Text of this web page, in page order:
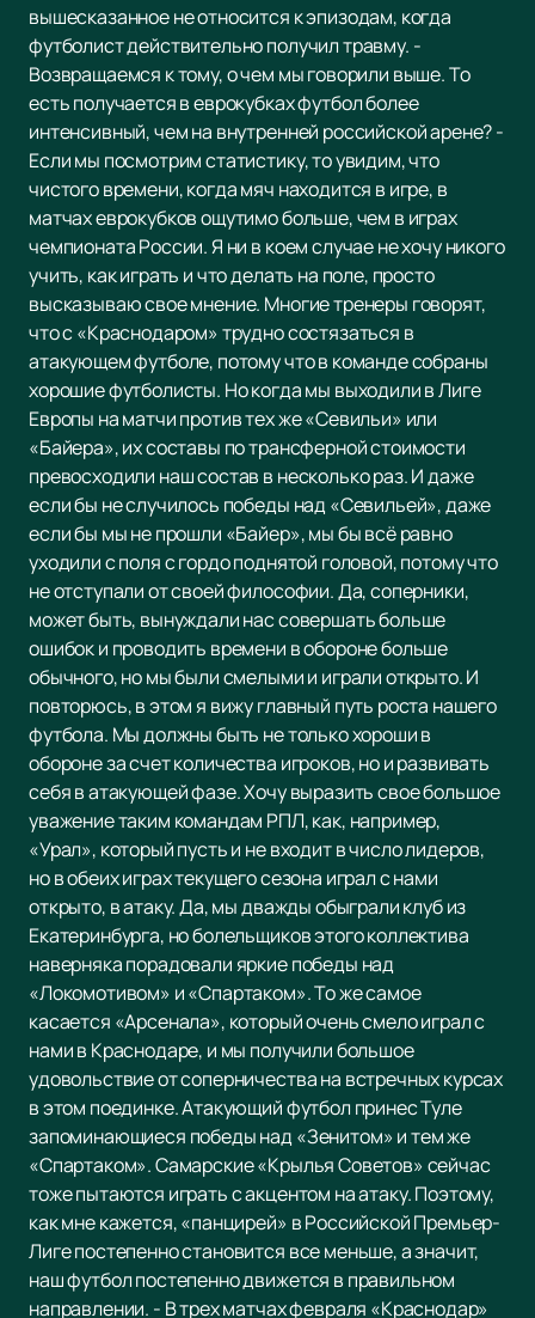
вышесказанное не относится к эпизодам, когда
футболист действительно получил травму. -
Возвращаемся к тому, о чем мы говорили выше. То
есть получается в еврокубках футбол более
интенсивный, чем на внутренней российской арене? -
Если мы посмотрим статистику, то увидим, что
чистого времени, когда мяч находится в игре, в
матчах еврокубков ощутимо больше, чем в играх
чемпионата России. Я ни в коем случае не хочу никого
учить, как играть и что делать на поле, просто
высказываю свое мнение. Многие тренеры говорят,
что с «Краснодаром» трудно состязаться в
атакующем футболе, потому что в команде собраны
хорошие футболисты. Но когда мы выходили в Лиге
Европы на матчи против тех же «Севильи» или
«Байера», их составы по трансферной стоимости
превосходили наш состав в несколько раз. И даже
если бы не случилось победы над «Севильей», даже
если бы мы не прошли «Байер», мы бы всё равно
уходили с поля с гордо поднятой головой, потому что
не отступали от своей философии. Да, соперники,
может быть, вынуждали нас совершать больше
ошибок и проводить времени в обороне больше
обычного, но мы были смелыми и играли открыто. И
повторюсь, в этом я вижу главный путь роста нашего
футбола. Мы должны быть не только хороши в
обороне за счет количества игроков, но и развивать
себя в атакующей фазе. Хочу выразить свое большое
уважение таким командам РПЛ, как, например,
«Урал», который пусть и не входит в число лидеров,
но в обеих играх текущего сезона играл с нами
открыто, в атаку. Да, мы дважды обыграли клуб из
Екатеринбурга, но болельщиков этого коллектива
наверняка порадовали яркие победы над
«Локомотивом» и «Спартаком». То же самое
касается «Арсенала», который очень смело играл с
нами в Краснодаре, и мы получили большое
удовольствие от соперничества на встречных курсах
в этом поединке. Атакующий футбол принес Туле
запоминающиеся победы над «Зенитом» и тем же
«Спартаком». Самарские «Крылья Советов» сейчас
тоже пытаются играть с акцентом на атаку. Поэтому,
как мне кажется, «панцирей» в Российской Премьер-
Лиге постепенно становится все меньше, а значит,
наш футбол постепенно движется в правильном
направлении. - В трех матчах февраля «Краснодар»